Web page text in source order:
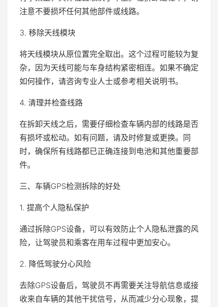
注意不要损坏任何其他部件或线路。
3. 移除天线模块
将天线模块从原位置完全取出。这个过程可能较为复
杂，因为天线可能与车身结构紧密相连。如果不确定
如何操作，请咨询专业人士或参考相关说明书。
4. 清理并检查线路
在拆卸天线之后，需要仔细检查车辆内部的线路是否
有损坏或松动。如有问题，请及时修复或更换。同
时，确保所有线路都已正确连接到电池和其他重要部
件。
三、车辆GPS检测拆除的好处
1. 提高个人隐私保护
通过拆除GPS设备，可以有效防止个人隐私泄露的风
险，让驾驶员和乘客在用车过程中更加安心。
2. 降低驾驶分心风险
去除GPS设备后，驾驶员不再需要关注导航信息或接
收来自车辆的其他干扰信号，从而减少分心现象，提